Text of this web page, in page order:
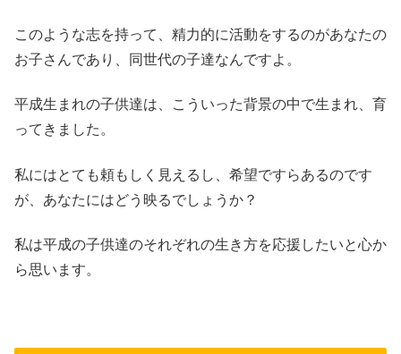
このような志を持って、精力的に活動をするのがあなたの
お子さんであり、同世代の子達なんですよ。
平成生まれの子供達は、こういった背景の中で生まれ、育
ってきました。
私にはとても頼もしく見えるし、希望ですらあるのです
が、あなたにはどう映るでしょうか？
私は平成の子供達のそれぞれの生き方を応援したいと心か
ら思います。